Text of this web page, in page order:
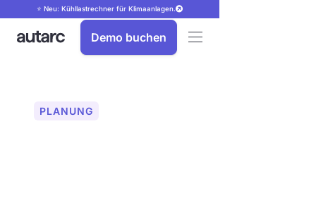
⭐ Neu: Kühllastrechner für Klimaanlagen.
Demo buchen
PLANUNG